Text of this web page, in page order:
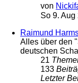
von
So 9. Aug
Raimund
Alles über den
deutschen
21
133
Letzter